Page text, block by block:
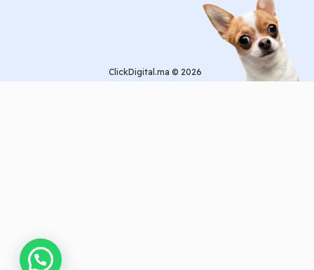
ClickDigital.ma © 2026